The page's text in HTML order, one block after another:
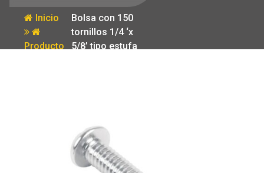
Inicio
Producto
Bolsa con 150
tornillos 1/4 ‘x
5/8’ tipo estufa